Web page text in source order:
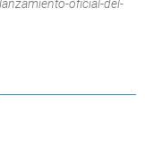
oficial-del-